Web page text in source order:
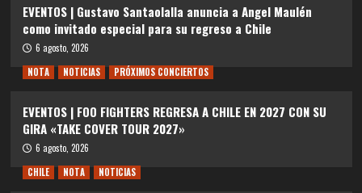
EVENTOS | Gustavo Santaolalla anuncia a Angel Maulén
como invitado especial para su regreso a Chile
6 agosto, 2026
NOTA
NOTICIAS PRÓXIMOS CONCIERTOS
EVENTOS | FOO FIGHTERS REGRESA A CHILE EN 2027 CON SU
GIRA «TAKE COVER TOUR 2027»
6 agosto, 2026
CHILE
NOTA NOTICIAS